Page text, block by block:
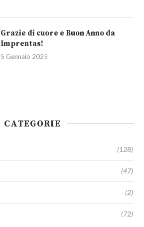
Grazie di cuore e Buon Anno da
Imprentas!
5 Gennaio 2025
CATEGORIE
(128)
(47)
(2)
(72)